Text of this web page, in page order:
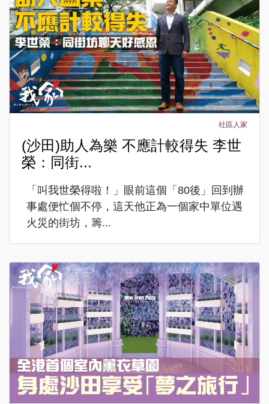
社區人家
(沙田)助人為樂 不應計較得失 李世
榮：同街...
「叫我世榮得啦！」眼前這個「80後」回到辦
事處便忙個不停，這天他正為一個家中單位遇
火災的街坊，籌...